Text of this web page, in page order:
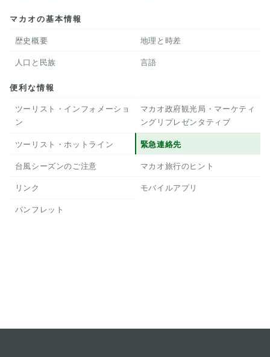
マカオの基本情報
歴史概要
地理と時差
人口と民族 言語
便利な情報
ツーリスト・インフォメーショ
ン
マカオ政府観光局・マーケティ
ングリプレゼンタティブ
ツーリスト・ホットライン 緊急連絡先
台風シーズンのご注意 マカオ旅行のヒント
リンク モバイルアプリ
パンフレット